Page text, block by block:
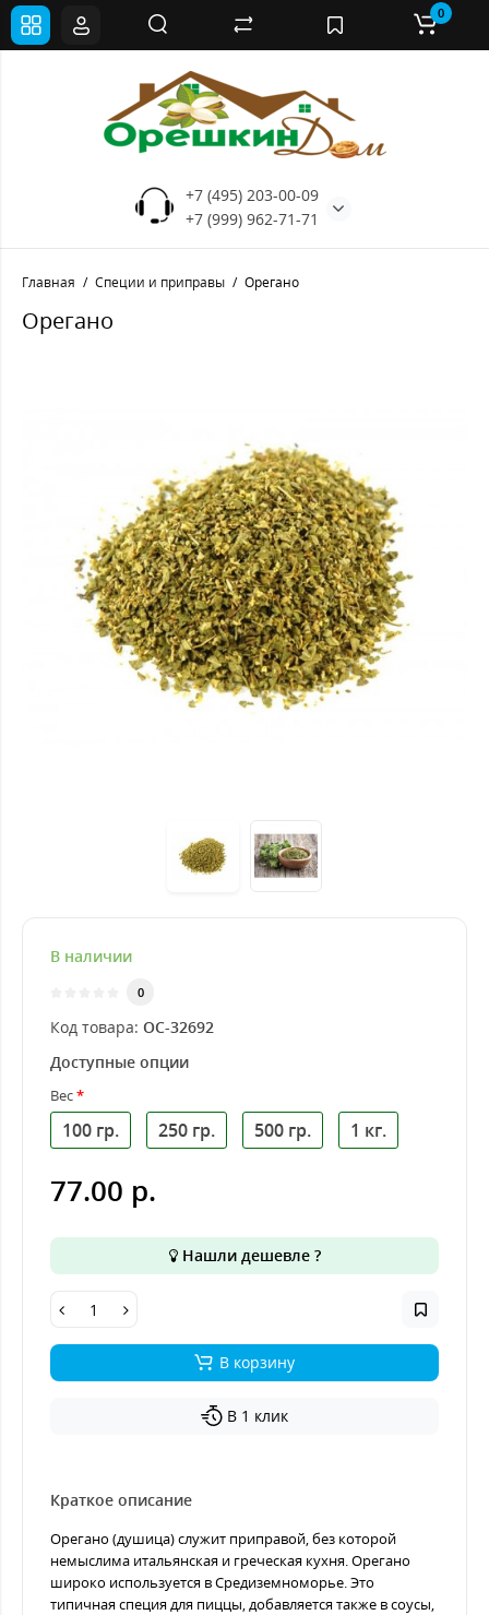
+7 (495) 203-00-09
+7 (999) 962-71-71
0
Главная Специи и приправы Орегано
Орегано
В наличии
0
Код товара: ОС-32692
Доступные опции
Вес
100 гр. 250 гр. 500 гр. 1 кг.
77.00 р.
Нашли дешевле ?
В корзину
В 1 клик
Краткое описание
Орегано (душица) служит приправой, без которой
немыслима итальянская и греческая кухня. Орегано
широко используется в Средиземноморье. Это
типичная специя для пиццы, добавляется также в соусы,